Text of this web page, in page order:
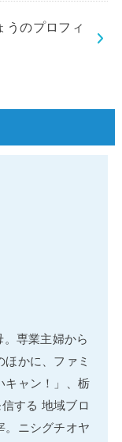
うのプロフィ
専業主婦から
かに、ファミ
キャン！」、栃
する 地域ブロ
。ニシグチオヤ